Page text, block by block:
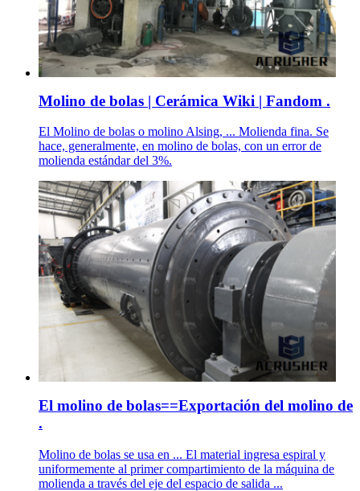
Molino de bolas | Cerámica Wiki | Fandom .
El Molino de bolas o molino Alsing, ... Molienda fina. Se
hace, generalmente, en molino de bolas, con un error de
molienda estándar del 3%.
El molino de bolas==Exportación del molino de
.
Molino de bolas se usa en ... El material ingresa espiral y
uniformemente al primer compartimiento de la máquina de
molienda a través del eje del espacio de salida ...